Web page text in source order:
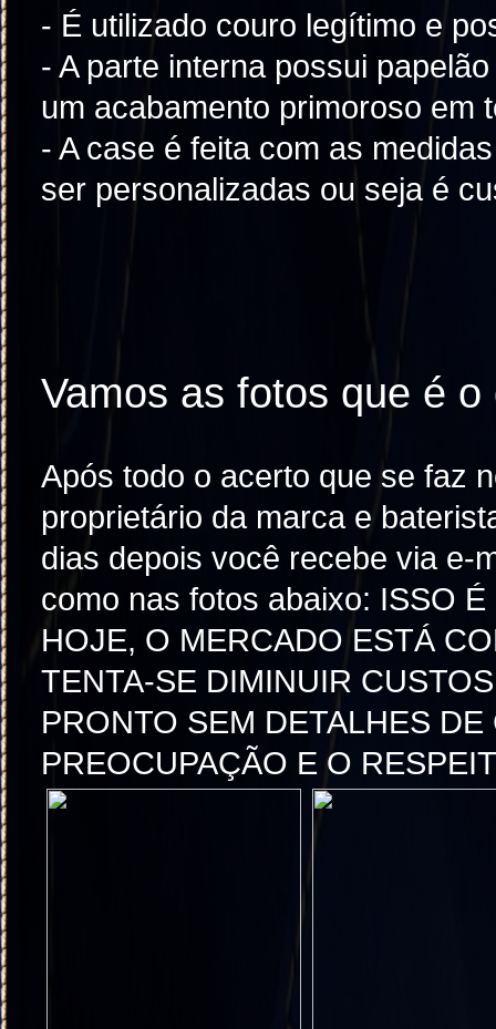
- É utilizado couro legítimo e
- A parte interna possui
um acabamento primoroso em
- A case é feita com as
ser personalizadas ou seja é
Vamos as fotos que é
Após todo o acerto que se faz
proprietário da marca e
dias depois você recebe via e-
como nas fotos abaixo: ISSO
HOJE, O MERCADO ESTÁ
TENTA-SE DIMINUIR
PRONTO SEM DETALHES
PREOCUPAÇÃO E O